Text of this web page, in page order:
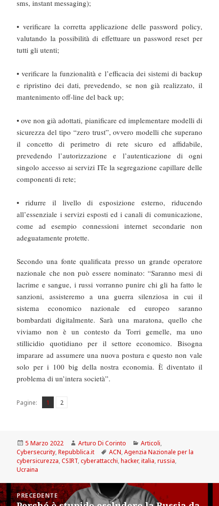
sms, instant messaging);
• verificare la corretta applicazione delle password policy,
valutando la possibilità di effettuare un password reset per
tutti gli utenti;
• verificare la funzionalità e l’efficacia dei sistemi di backup
e ripristino dei dati, prevedendo, se non già realizzato, il
mantenimento off-line del back up;
• ove non già adottati, pianificare ed implementare modelli di
sicurezza del tipo “zero trust”, ovvero modelli che superano
il concetto di perimetro di rete sicuro ed affidabile,
prevedendo l’autorizzazione e l’autenticazione di ogni
singolo accesso ai servizi ITe la segregazione capillare delle
componenti di rete;
• ridurre il livello di esposizione esterno, riducendo
all’essenziale i servizi esposti ed i canali di comunicazione,
come ad esempio connessioni internet secondarie non
adeguatamente protette.
Secondo una fonte qualificata presso un grande operatore
nazionale che non può essere nominato: “Saranno mesi di
lacrime e sangue, i russi vorranno punire chi gli ha fatto le
sanzioni, assisteremo a una guerra silenziosa in cui il
sistema economico nazionale ed europeo saranno
bombardati digitalmente. Sarà una maratona, quello che
viviamo non è un contesto da Torri gemelle, ma uno
stillicidio quotidiano per il settore economico. Bisogna
imparare ad assumere una nuova postura e questo non vale
solo per i 100 big della nostra economia. È diventato il
problema di un’intera società”.
Pagine: Pagina
1 ,
Pagina
2
Scritto
il
5 Marzo 2022 Autore
Arturo Di Corinto Categorie
Articoli,
Cybersecurity,Repubblica.it Tag
ACN,Agenzia Nazionale per la
cybersicurezza,CSIRT,cyberattacchi,hacker,italia,russia,
Ucraina
Navigazione
articoliPRECEDENTE